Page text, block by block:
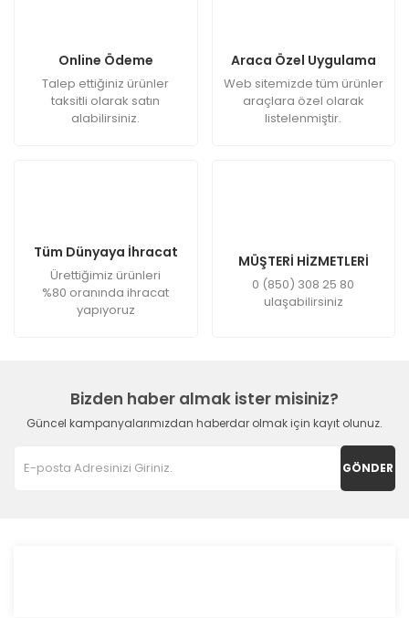
Online Ödeme
Talep ettiğiniz ürünler
taksitli olarak satın
alabilirsiniz.
Araca Özel Uygulama
Web sitemizde tüm ürünler
araçlara özel olarak
listelenmiştir.
Tüm Dünyaya İhracat
Ürettiğimiz ürünleri
%80 oranında ihracat
yapıyoruz
MÜŞTERİ HİZMETLERİ
0 (850) 308 25 80
ulaşabilirsiniz
Bizden haber almak ister misiniz?
Güncel kampanyalarımızdan haberdar olmak için kayıt olunuz.
GÖNDER